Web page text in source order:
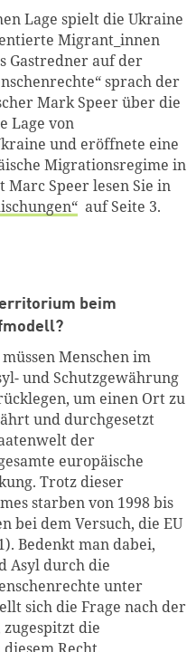
Lage spielt die Ukraine
Migrant_innen
Gastredner auf der
sprach der
Mark Speer über die
Lage von
und eröffnete eine
Migrationsregime in
Speer lesen Sie in
auf Seite 3.
beim
Menschen im
und Schutzgewährung
um einen Ort zu
und durchgesetzt
der
europäische
Trotz dieser
starben von 1998 bis
bei dem Versuch, die EU
Bedenkt man dabei,
Asyl durch die
unter
sich die Frage nach der
die